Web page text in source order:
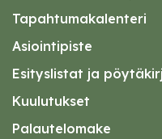
Tapahtumakalenteri
Asiointipiste
Esityslistat ja
Kuulutukset
Palautelomake